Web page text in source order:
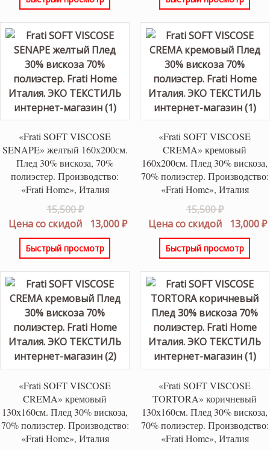
11,000 ₽. 11,000 ₽.
«Frati SOFT VISCOSE
SENAPE» желтый 160х200см.
Плед 30% вискоза, 70%
полиэстер. Производство:
«Frati Home», Италия
15,500₽Первоначальная
цена
составляла
15,500 ₽.
Цена со скидой 13,000₽Текущая
13,000 ₽.
Быстрый просмотр
«Frati SOFT VISCOSE
CREMA» кремовый
160х200см. Плед 30% вискоза,
70% полиэстер. Производство:
«Frati Home», Италия
15,500₽
цена
15,500 ₽.
Цена со скидой 13,000₽
Быстрый просмотр
«Frati SOFT VISCOSE
CREMA» кремовый
130х160см. Плед 30% вискоза,
70% полиэстер. Производство:
«Frati Home», Италия
«Frati SOFT VISCOSE
TORTORA» коричневый
130х160см. Плед 30% вискоза,
70% полиэстер. Производство:
«Frati Home», Италия